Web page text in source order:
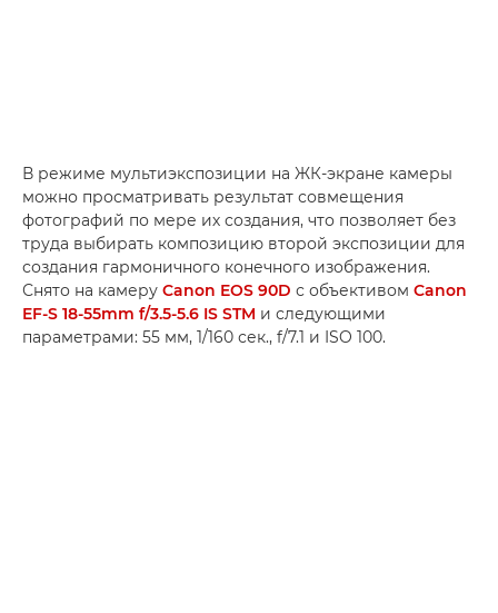
В режиме мультиэкспозиции на ЖК-экране камеры
можно просматривать результат совмещения
фотографий по мере их создания, что позволяет без
труда выбирать композицию второй экспозиции для
создания гармоничного конечного изображения.
Снято на камеру Canon EOS 90D с объективом Canon
EF-S 18-55mm f/3.5-5.6 IS STM и следующими
параметрами: 55 мм, 1/160 сек., f/7.1 и ISO 100.